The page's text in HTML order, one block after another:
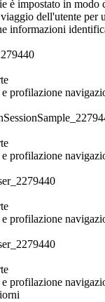
è impostato in modo
dell'utente per
informazioni
profilazione
profilazione
profilazione
profilazione